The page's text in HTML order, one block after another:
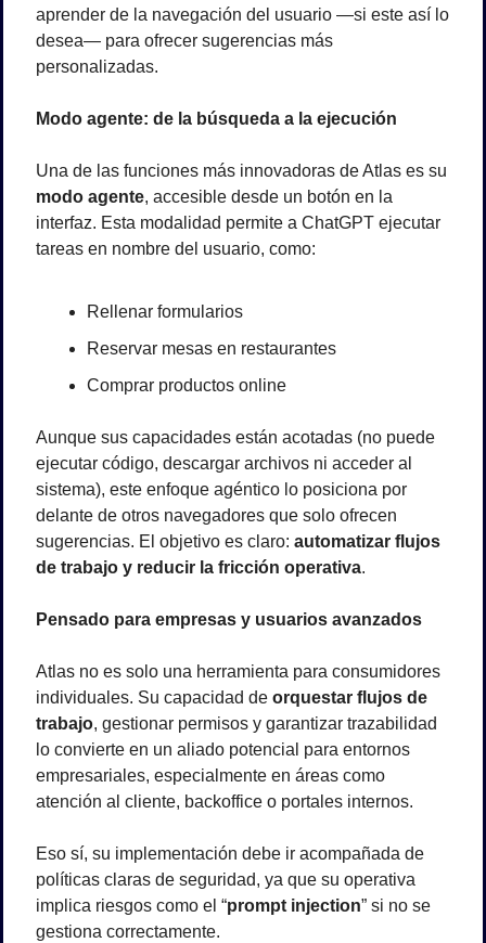
aprender de la navegación del usuario —si este así lo
desea— para ofrecer sugerencias más
personalizadas.
Modo agente: de la búsqueda a la ejecución
modo agente, accesible desde un botón en la
interfaz. Esta modalidad permite a ChatGPT ejecutar
tareas en nombre del usuario, como:
Rellenar formularios
Reservar mesas en restaurantes
Comprar productos online
Aunque sus capacidades están acotadas (no puede
ejecutar código, descargar archivos ni acceder al
sistema), este enfoque agéntico lo posiciona por
delante de otros navegadores que solo ofrecen
sugerencias. El objetivo es claro: automatizar flujos
de trabajo y reducir la fricción operativa.
Pensado para empresas y usuarios avanzados
Atlas no es solo una herramienta para consumidores
individuales. Su capacidad de orquestar flujos de
trabajo, gestionar permisos y garantizar trazabilidad
lo convierte en un aliado potencial para entornos
empresariales, especialmente en áreas como
atención al cliente, backoffice o portales internos.
Eso sí, su implementación debe ir acompañada de
políticas claras de seguridad, ya que su operativa
implica riesgos como el “prompt injection” si no se
gestiona correctamente.